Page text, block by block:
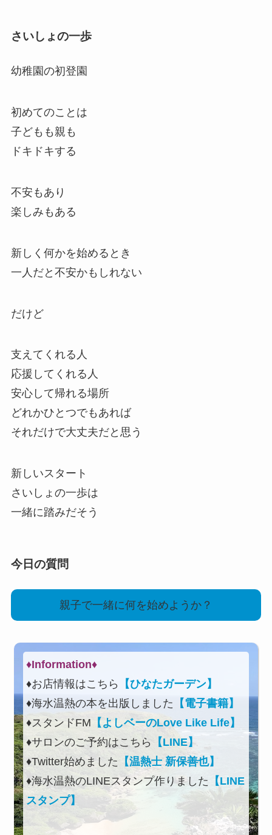
さいしょの一歩
幼稚園の初登園
初めてのことは
子どもも親も
ドキドキする
不安もあり
楽しみもある
新しく何かを始めるとき
一人だと不安かもしれない
だけど
支えてくれる人
応援してくれる人
安心して帰れる場所
どれかひとつでもあれば
それだけで大丈夫だと思う
新しいスタート
さいしょの一歩は
一緒に踏みだそう
今日の質問
親子で一緒に何を始めようか？
♦Information♦︎
♦お店情報はこちら
【ひなたガーデン】
♦海水温熱の本を出版しました 【電子書籍】
♦スタンドFM 【よしベーのLove Like Life】
♦サロンのご予約はこちら
【LINE】
♦Twitter始めました 【温熱士 新保善也】
♦海水温熱のLINEスタンプ作りました 【LINE
スタンプ】